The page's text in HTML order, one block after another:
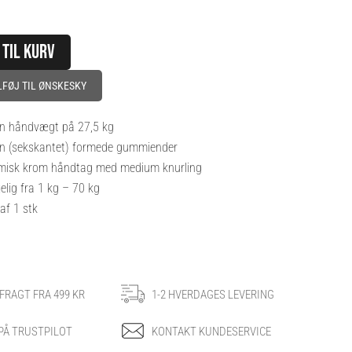
KURV
TIL ØNSKESKY
håndvægt på 27,5 kg
(sekskantet) formede gummiender
krom håndtag med medium knurling
fra 1 kg – 70 kg
1 stk
FRA 499 KR 1-2 HVERDAGES LEVERING
TRUSTPILOT KONTAKT KUNDESERVICE